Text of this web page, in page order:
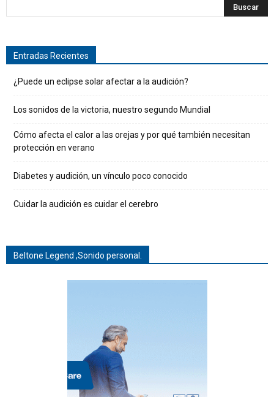
Entradas Recientes
¿Puede un eclipse solar afectar a la audición?
Los sonidos de la victoria, nuestro segundo Mundial
Cómo afecta el calor a las orejas y por qué también necesitan
protección en verano
Diabetes y audición, un vínculo poco conocido
Cuidar la audición es cuidar el cerebro
Beltone Legend ,Sonido personal.